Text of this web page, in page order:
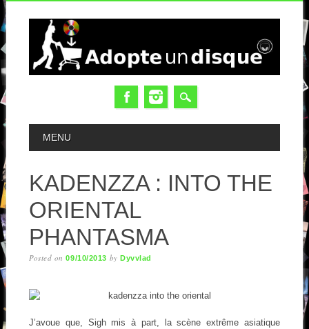
MAIN MENU
MENU
KADENZZA : INTO THE
ORIENTAL
PHANTASMA
Posted on09/10/2013 byDyvvlad
J’avoue que, Sigh mis à part, la scène extrême asiatique